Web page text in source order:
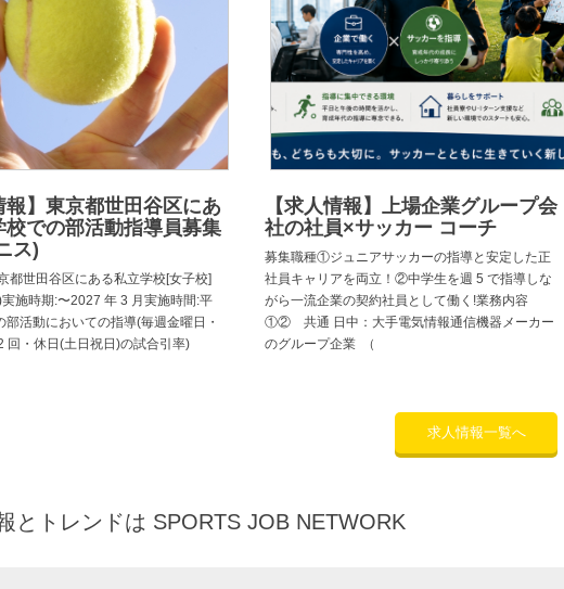
報】東京都世田谷区にあ
校での部活動指導員募集
ス)
都世田谷区にある私立学校[女子校]
施時期:〜2027 年 3 月実施時間:平
部活動においての指導(毎週金曜日・
回・休日(土日祝日)の試合引率)
【求人情報】上場企業グループ会
社の社員×サッカー コーチ
募集職種①ジュニアサッカーの指導と安定した正
社員キャリアを両立！②中学生を週 5 で指導しな
がら一流企業の契約社員として働く!業務内容
①② 共通 日中：大手電気情報通信機器メーカー
のグループ企業 （
求人情報一覧へ
とトレンドは SPORTS JOB NETWORK